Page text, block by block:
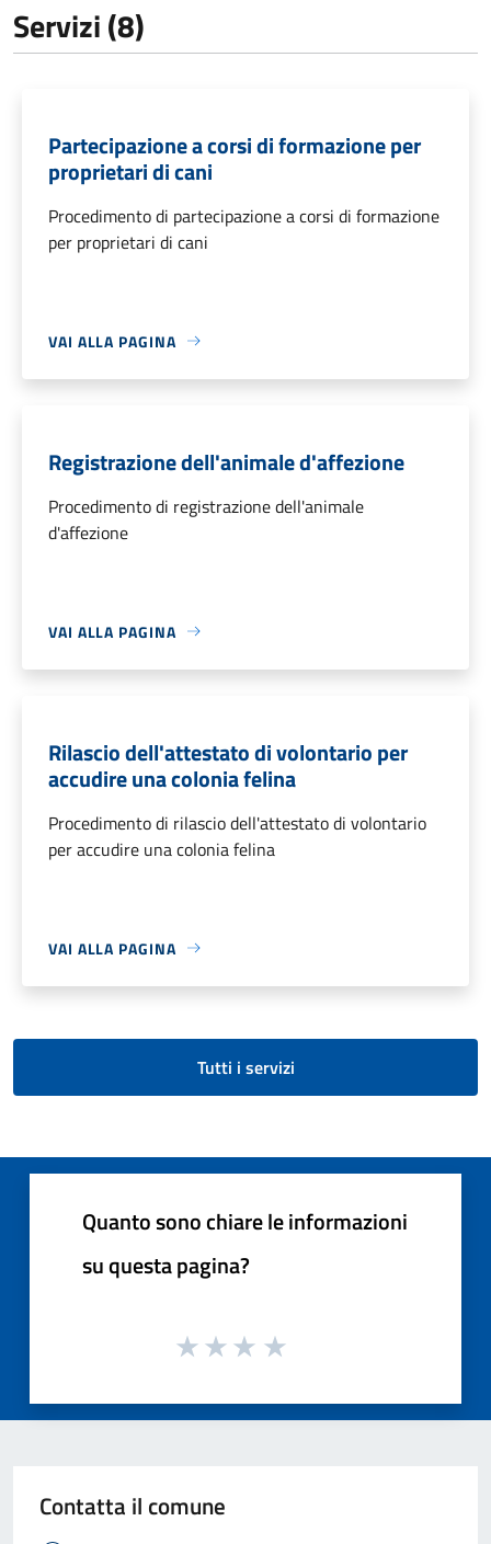
Servizi (8)
Partecipazione a corsi di formazione per
proprietari di cani
Procedimento di partecipazione a corsi di formazione
per proprietari di cani
VAI ALLA PAGINA
Registrazione dell'animale d'affezione
Procedimento di registrazione dell'animale
d'affezione
VAI ALLA PAGINA
Rilascio dell'attestato di volontario per
accudire una colonia felina
Procedimento di rilascio dell'attestato di volontario
per accudire una colonia felina
VAI ALLA PAGINA
Tutti i servizi
Quanto sono chiare le informazioni
su questa pagina?
Contatta il comune